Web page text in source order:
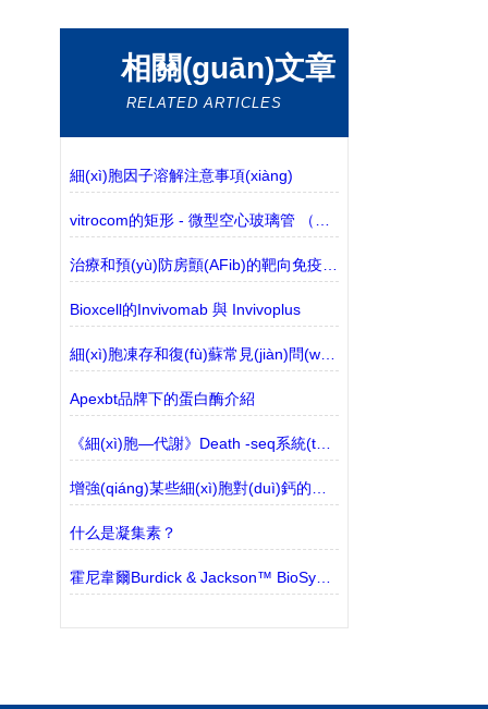
相關(guān)文章
RELATED ARTICLES
細(xì)胞因子溶解注意事項(xiàng)
Bioxcell的Invivomab 與 Invivoplus
細(xì)胞凍存和復(fù)蘇常見(jiàn)問(wèn)題！
Apexbt品牌下的蛋白酶介紹
《細(xì)胞—代謝》Death -seq系統(tǒng)能夠篩選細(xì)胞死亡途徑
什么是凝集素？
霍尼韋爾Burdick & Jackson™ BioSyn™ 溶劑和試劑 的特點(diǎn)